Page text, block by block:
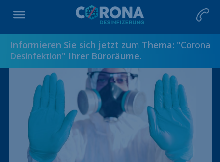
Informieren Sie sich jetzt zum Thema: "Corona
Desinfektion" Ihrer Büroräume.